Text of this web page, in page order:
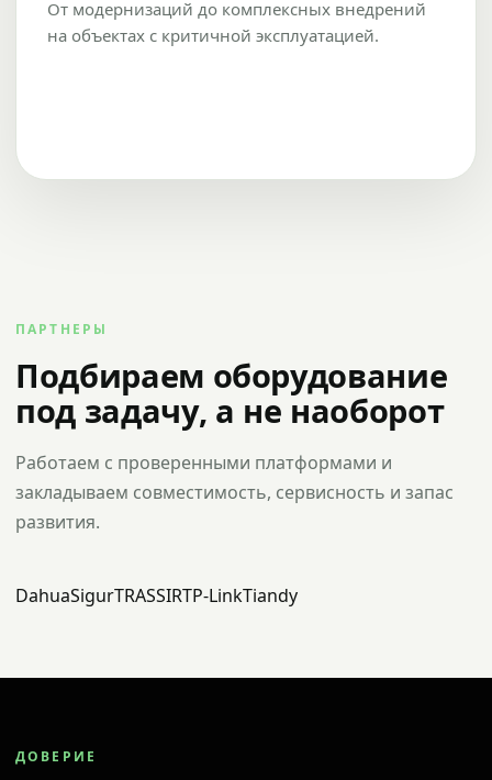
От модернизаций до комплексных внедрений
на объектах с критичной эксплуатацией.
ПАРТНЕРЫ
Подбираем оборудование
под задачу, а не наоборот
Работаем с проверенными платформами и
закладываем совместимость, сервисность и запас
развития.
DahuaSigurTRASSIRTP-LinkTiandy
ДОВЕРИЕ